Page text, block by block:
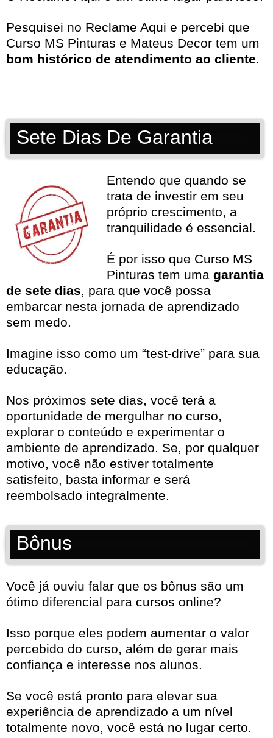
Pesquisei no Reclame Aqui e percebi que
Curso MS Pinturas e Mateus Decor tem um
bom histórico de atendimento ao cliente.
Sete Dias De Garantia
Entendo que quando se
trata de investir em seu
próprio crescimento, a
tranquilidade é essencial.
É por isso que Curso MS
Pinturas tem uma garantia
de sete dias, para que você possa
embarcar nesta jornada de aprendizado
sem medo.
Imagine isso como um “test-drive” para sua
educação.
Nos próximos sete dias, você terá a
oportunidade de mergulhar no curso,
explorar o conteúdo e experimentar o
ambiente de aprendizado. Se, por qualquer
motivo, você não estiver totalmente
satisfeito, basta informar e será
reembolsado integralmente.
Bônus
Você já ouviu falar que os bônus são um
ótimo diferencial para cursos online?
Isso porque eles podem aumentar o valor
percebido do curso, além de gerar mais
confiança e interesse nos alunos.
Se você está pronto para elevar sua
experiência de aprendizado a um nível
totalmente novo, você está no lugar certo.